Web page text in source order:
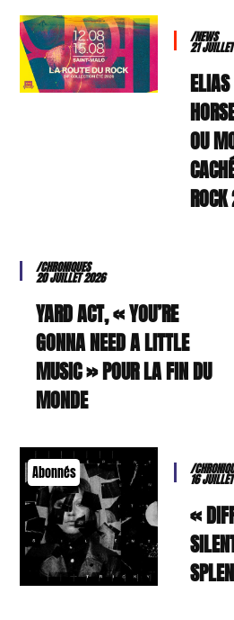
/NEWS
21
OU
/CHRONIQUES
20 JUILLET 2026
YARD ACT, « YOU’RE
GONNA NEED A LITTLE
MUSIC » POUR LA FIN DU
MONDE
Abonnés /
16
«